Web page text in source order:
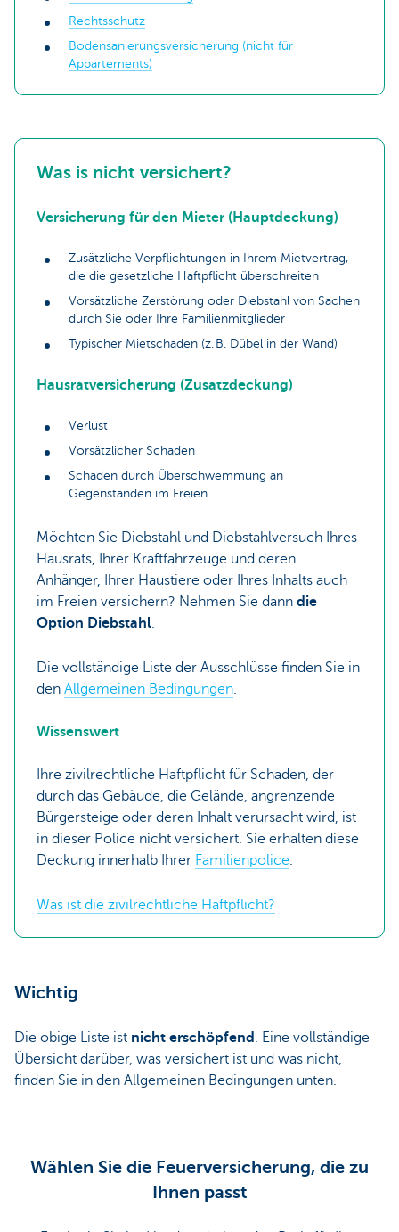
Rechtsschutz
Bodensanierungsversicherung (nicht für
Appartements)
Was is nicht versichert?
Versicherung für den Mieter (Hauptdeckung)
Zusätzliche Verpflichtungen in Ihrem Mietvertrag,
die die gesetzliche Haftpflicht überschreiten
Vorsätzliche Zerstörung oder Diebstahl von Sachen
durch Sie oder Ihre Familienmitglieder
Typischer Mietschaden (z. B. Dübel in der Wand)
Hausratversicherung (Zusatzdeckung)
Verlust
Vorsätzlicher Schaden
Schaden durch Überschwemmung an
Gegenständen im Freien
Möchten Sie Diebstahl und Diebstahlversuch Ihres
Hausrats, Ihrer Kraftfahrzeuge und deren
Anhänger, Ihrer Haustiere oder Ihres Inhalts auch
im Freien versichern? Nehmen Sie dann die
Option Diebstahl.
Die vollständige Liste der Ausschlüsse finden Sie in
den Allgemeinen Bedingungen.
Wissenswert
Ihre zivilrechtliche Haftpflicht für Schaden, der
durch das Gebäude, die Gelände, angrenzende
Bürgersteige oder deren Inhalt verursacht wird, ist
in dieser Police nicht versichert. Sie erhalten diese
Deckung innerhalb Ihrer Familienpolice.
Was ist die zivilrechtliche Haftpflicht?
Wichtig
Die obige Liste ist nicht erschöpfend . Eine vollständige
Übersicht darüber, was versichert ist und was nicht,
finden Sie in den Allgemeinen Bedingungen unten.
Wählen Sie die Feuerversicherung, die zu
Ihnen passt